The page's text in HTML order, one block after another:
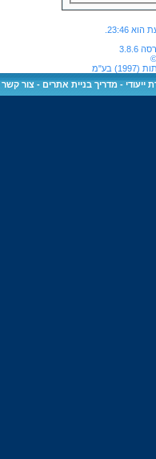
23:46
.
בע"מ
ייעודי -מדריך בניית אתרים -צור קשר